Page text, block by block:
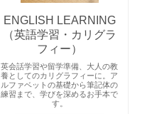
ENGLISH LEARNING
（英語学習・カリグラ
フィー）
英会話学習や留学準備、大人の教
養としてのカリグラフィーに。ア
ルファベットの基礎から筆記体の
練習まで、学びを深めるお手本で
す。